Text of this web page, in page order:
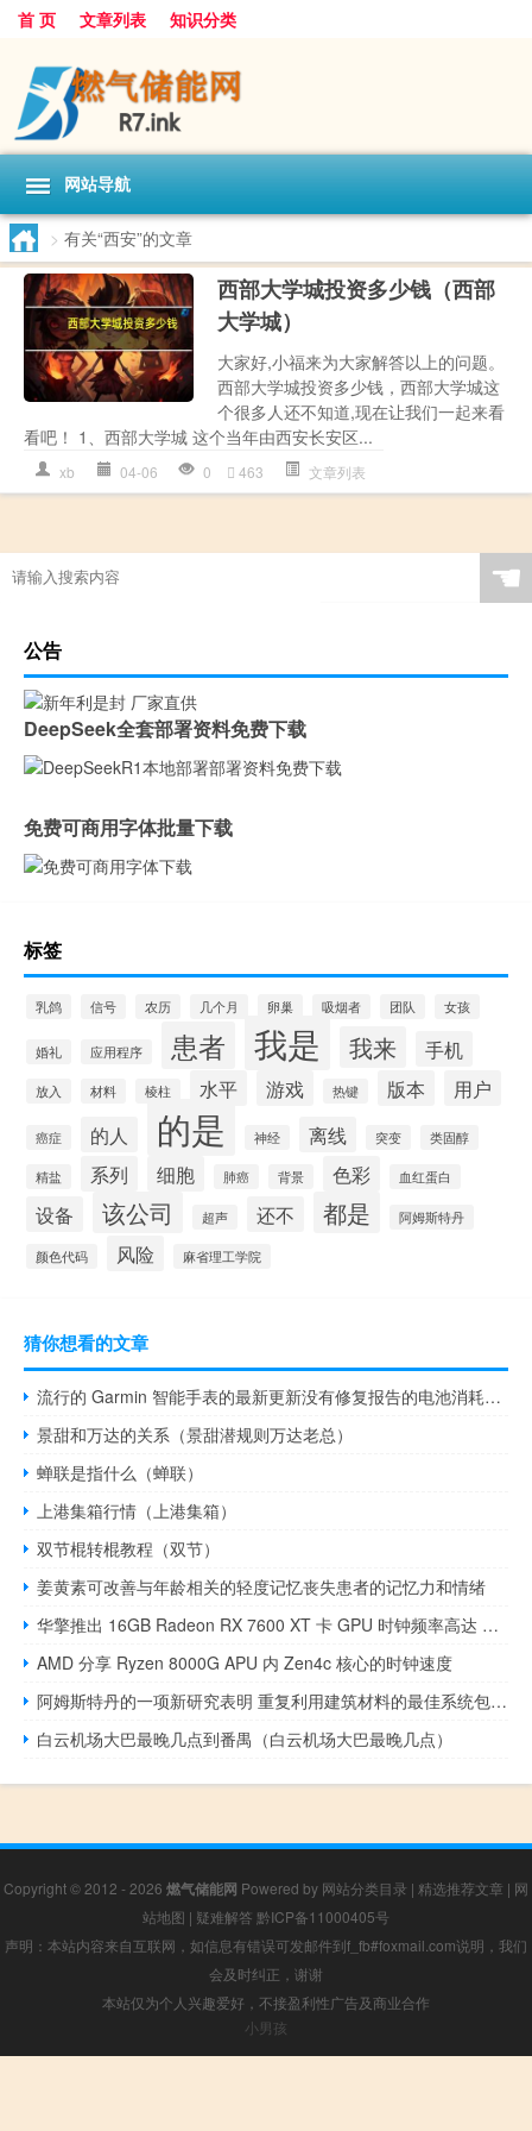
首 页 文章列表 知识分类
网站导航
> 有关“西安”的文章
西部大学城投资多少钱（西部
大学城）
大家好,小福来为大家解答以上的问题。
西部大学城投资多少钱，西部大学城这
个很多人还不知道,现在让我们一起来看
看吧！ 1、西部大学城 这个当年由西安长安区...
xb 04-06 0 463 文章列表
☚
公告
DeepSeek全套部署资料免费下载
免费可商用字体批量下载
标签
乳鸽 信号 农历 几个月 卵巢 吸烟者 团队 女孩
婚礼 应用程序 患者 我是 我来 手机
放入 材料 棱柱 水平 游戏 热键 版本 用户
癌症 的人 的是 神经 离线 突变 类固醇
精盐 系列 细胞 肺癌 背景 色彩 血红蛋白
设备 该公司 超声 还不 都是 阿姆斯特丹
颜色代码 风险 麻省理工学院
猜你想看的文章
流行的 Garmin 智能手表的最新更新没有修复报告的电池消耗问题
景甜和万达的关系（景甜潜规则万达老总）
蝉联是指什么（蝉联）
上港集箱行情（上港集箱）
双节棍转棍教程（双节）
姜黄素可改善与年龄相关的轻度记忆丧失患者的记忆力和情绪
华擎推出 16GB Radeon RX 7600 XT 卡 GPU 时钟频率高达 2810 MHz
AMD 分享 Ryzen 8000G APU 内 Zen4c 核心的时钟速度
阿姆斯特丹的一项新研究表明 重复利用建筑材料的最佳系统包括本地存储
白云机场大巴最晚几点到番禺（白云机场大巴最晚几点）
Copyright © 2012 - 2026 燃气储能网 Powered by 网站分类目录 | 精选推荐文章 | 网
站地图 | 疑难解答 黔ICP备11000405号
声明：本站内容来自互联网，如信息有错误可发邮件到f_fb#foxmail.com说明，我们
会及时纠正，谢谢
本站仅为个人兴趣爱好，不接盈利性广告及商业合作
小男孩